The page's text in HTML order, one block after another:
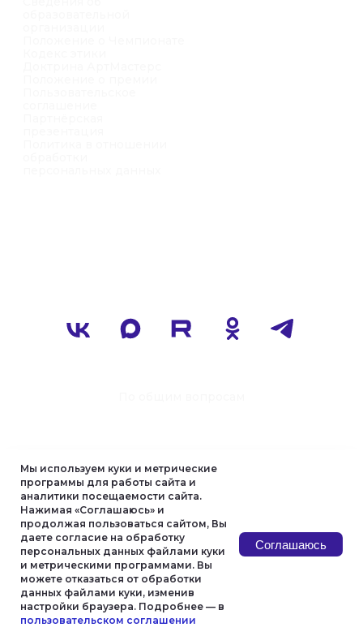
Мы используем куки и метрические
программы для работы сайта и
аналитики посещаемости сайта.
Нажимая «Соглашаюсь» и
продолжая пользоваться сайтом, Вы
даете согласие на обработку
персональных данных файлами куки
и метрическими программами. Вы
можете отказаться от обработки
данных файлами куки, изменив
настройки браузера. Подробнее — в
пользовательском соглашении
Соглашаюсь